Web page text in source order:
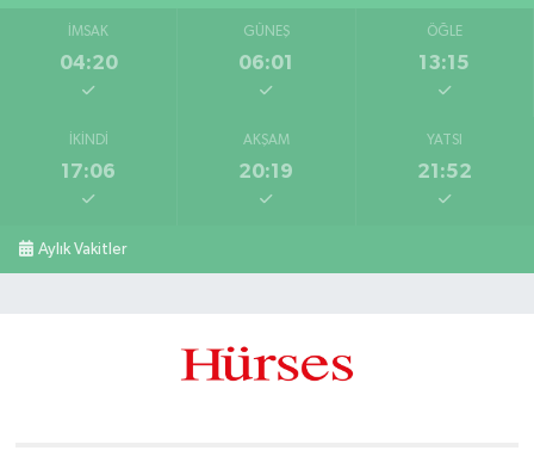
İMSAK
04:20
GÜNEŞ
06:01
ÖĞLE
13:15
İKINDI
17:06
AKŞAM
20:19
YATSI
21:52
Aylık Vakitler